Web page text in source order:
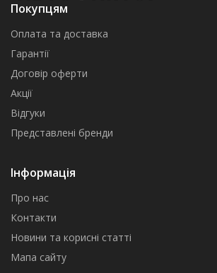
Покупцям
Оплата та доставка
Гарантії
Договір оферти
Акції
Відгуки
Представлені бренди
Інформація
Про нас
Контакти
Новини та корисні статті
Мапа сайту